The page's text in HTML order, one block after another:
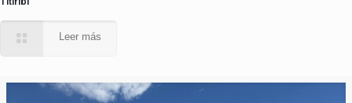
Leer más